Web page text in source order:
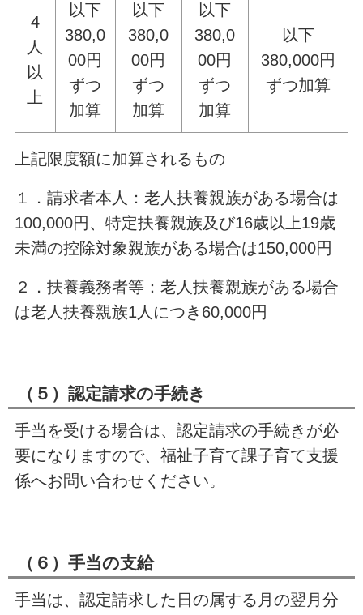
4
人
以
上
以下
380,0
00円
ずつ
加算
以下
380,0
00円
ずつ
加算
以下
380,0
00円
ずつ
加算
以下
380,000円
ずつ加算
上記限度額に加算されるもの
１．請求者本人：老人扶養親族がある場合は
100,000円、特定扶養親族及び16歳以上19歳
未満の控除対象親族がある場合は150,000円
２．扶養義務者等：老人扶養親族がある場合
は老人扶養親族1人につき60,000円
（５）認定請求の手続き
手当を受ける場合は、認定請求の手続きが必
要になりますので、福祉子育て課子育て支援
係へお問い合わせください。
（６）手当の支給
手当は、認定請求した日の属する月の翌月分